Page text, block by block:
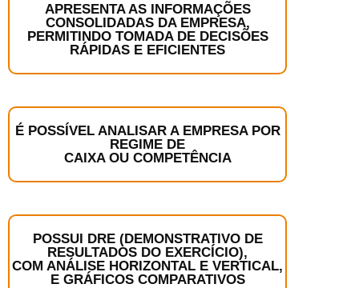
APRESENTA AS INFORMAÇÕES
CONSOLIDADAS DA EMPRESA,
PERMITINDO TOMADA DE DECISÕES
RÁPIDAS E EFICIENTES
É POSSÍVEL ANALISAR A EMPRESA POR
REGIME DE
CAIXA OU COMPETÊNCIA
POSSUI DRE (DEMONSTRATIVO DE
RESULTADOS DO EXERCÍCIO),
COM ANÁLISE HORIZONTAL E VERTICAL,
E GRÁFICOS COMPARATIVOS